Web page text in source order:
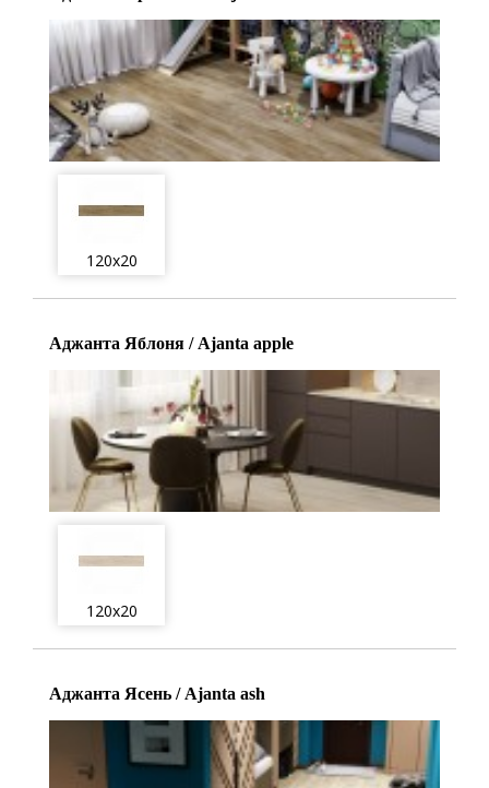
120x20
Аджанта Яблоня / Ajanta apple
120x20
Аджанта Ясень / Ajanta ash